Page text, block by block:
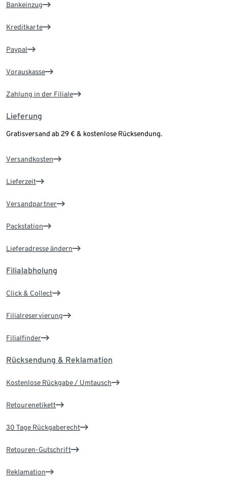
Bankeinzug
Kreditkarte
Paypal
Vorauskasse
Zahlung in der Filiale
Lieferung
Gratisversand ab 29 € & kostenlose Rücksendung.
Versandkosten
Lieferzeit
Versandpartner
Packstation
Lieferadresse ändern
Filialabholung
Click & Collect
Filialreservierung
Filialfinder
Rücksendung & Reklamation
Kostenlose Rückgabe / Umtausch
Retourenetikett
30 Tage Rückgaberecht
Retouren-Gutschrift
Reklamation